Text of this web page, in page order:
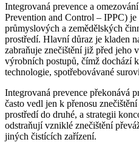
Integrovaná prevence a
Prevention and Control – IPPC)
průmyslových a zemědělských
prostředí. Hlavní důraz je kladen
zabraňuje znečištění již před jeho
výrobních postupů, čímž dochází
technologie, spotřebovávané
Integrovaná prevence překonává
často vedl jen k přenosu
prostředí do druhé, a strategii
odstraňují vzniklé znečištění
jiných čistících zařízení.